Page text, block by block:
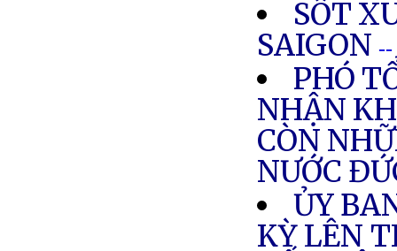
SỐT
SAIGON --
PHÓ
NHẬN
CÒN
NƯỚC
ỦY
KỲ LÊN